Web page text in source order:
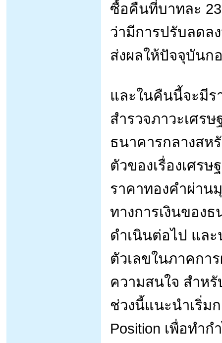
ซื้อคืนที่บาทละ
ว่ามีการปรับลดล
ส่งผลให้ปัจจุบันก
และในคืนนี้จะมีร
สำรวจภาวะเศร
ธนาคารกลางสห
ตัวของเรื่องเศร
ราคาทองคำผ่าน
ทางการเงินของ
ดำเนินต่อไป แล
ตัวเลขในภาคกา
ความสนใจ สำห
ช่วงนี้แนะนำเริ่ม
Position เพื่อทำก